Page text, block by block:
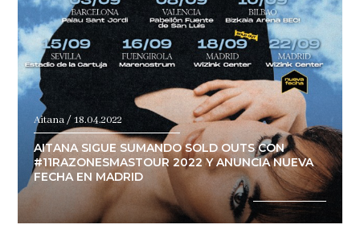
Aitana / 18.04.2022
AITANA SIGUE SUMANDO SOLD OUTS CON
#11RAZONESMASTOUR 2022 Y ANUNCIA NUEVA
FECHA EN MADRID